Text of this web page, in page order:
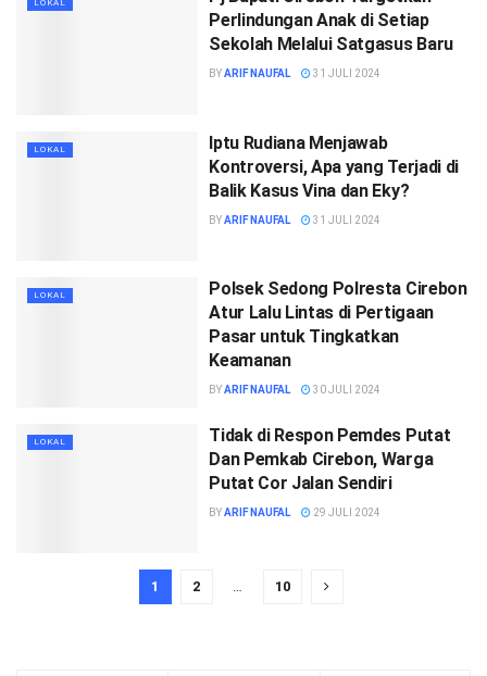
LOKAL
Perlindungan Anak di Setiap
Sekolah Melalui Satgasus Baru
BYARIF NAUFAL 31 JULI 2024
LOKAL
Iptu Rudiana Menjawab
Kontroversi, Apa yang Terjadi di
Balik Kasus Vina dan Eky?
BYARIF NAUFAL 31 JULI 2024
LOKAL
Polsek Sedong Polresta Cirebon
Atur Lalu Lintas di Pertigaan
Pasar untuk Tingkatkan
Keamanan
BYARIF NAUFAL 30 JULI 2024
LOKAL
Tidak di Respon Pemdes Putat
Dan Pemkab Cirebon, Warga
Putat Cor Jalan Sendiri
BYARIF NAUFAL 29 JULI 2024
1 2 … 10